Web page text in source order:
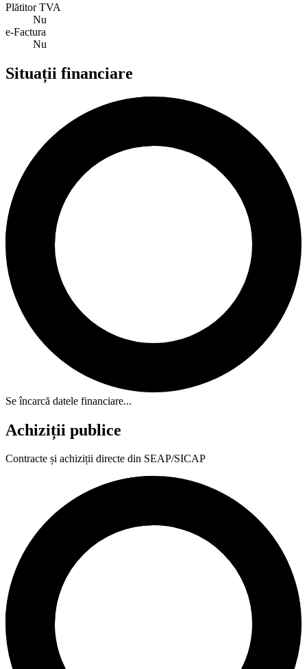
Plătitor TVA
Nu
e-Factura
Nu
Situații financiare
Se încarcă datele financiare...
Achiziții publice
Contracte și achiziții directe din SEAP/SICAP